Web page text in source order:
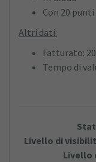
Con 20
Altri dati:
Fatturato:
Tempo di
Livello di
Livello